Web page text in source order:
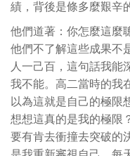
績，背後是條多麼艱辛
他們道著：你怎麼這麼
他們不了解這些成果不
人一己百，這句話我能
我不能。高二當時的我
以為這就是自己的極限
想想這真的是我的極限
要有肯去衝撞去突破的